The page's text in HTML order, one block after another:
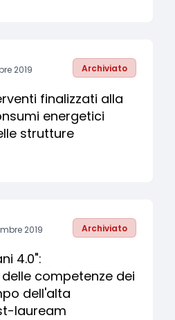
2019 Archiviato
finalizzati alla
energetici
strutture
2019 Archiviato
4.0":
competenze dei
dell'alta
lauream